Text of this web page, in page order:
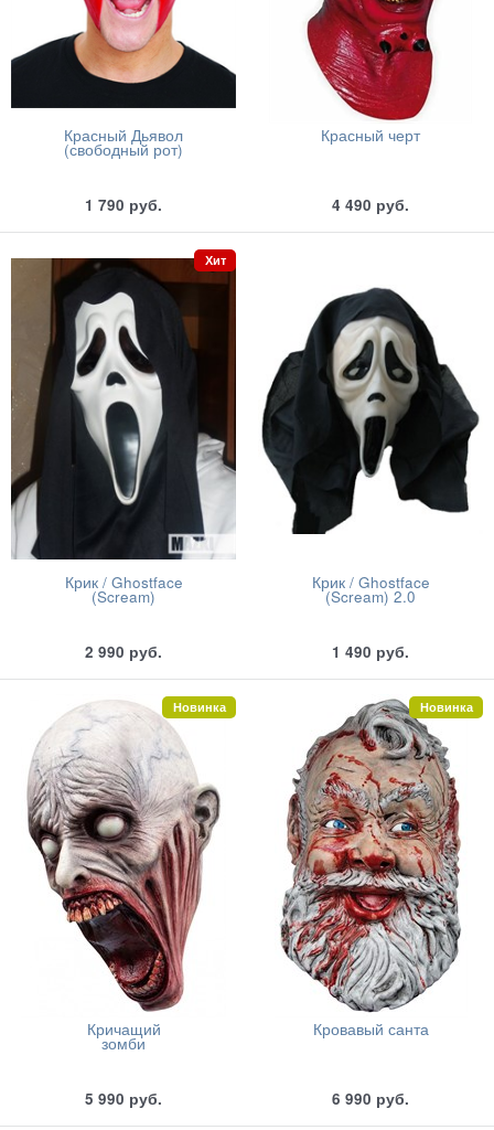
Красный Дьявол
(свободный рот)
1 790 руб.
Красный черт
4 490 руб.
Крик / Ghostface
(Scream)
2 990 руб.
Хит
Крик / Ghostface
(Scream) 2.0
1 490 руб.
Кричащий
зомби
5 990 руб.
Новинка
Кровавый санта
6 990 руб.
Новинка